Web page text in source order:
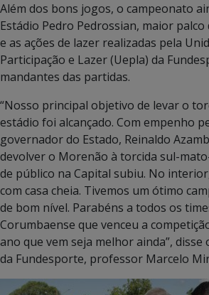
Além dos bons jogos, o campeonato
Estádio Pedro Pedrossian, maior
e as ações de lazer realizadas pela
Participação e Lazer (Uepla) da
mandantes das partidas.
“Nosso principal objetivo de levar o
estádio foi alcançado. Com empenho
governador do Estado, Reinaldo
devolver o Morenão à torcida sul-
de público na Capital subiu. No
com casa cheia. Tivemos um ótimo
de bom nível. Parabéns a todos os
Corumbaense que venceu a
ano que vem seja melhor ainda”,
da Fundesporte, professor Marcelo